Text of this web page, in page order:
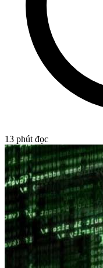
13 phút đọc